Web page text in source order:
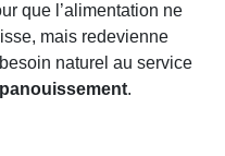
que l’alimentation ne
mais redevienne
naturel au service
.